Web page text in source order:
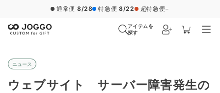
通常便 8/28 特急便 8/22 超特急便−
アイテムを
探す
ニュース
ウェブサイト サーバー障害発生の